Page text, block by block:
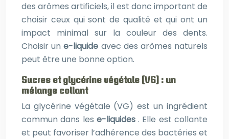
des arômes artificiels, il est donc important de
choisir ceux qui sont de qualité et qui ont un
impact minimal sur la couleur des dents.
Choisir une-liquide avec des arômes naturels
peut être une bonne option.
Sucres et glycérine végétale (VG) : un
mélange collant
La glycérine végétale (VG) est un ingrédient
commun dans les e-liquides. Elle est collante
et peut favoriser l’adhérence des bactéries et